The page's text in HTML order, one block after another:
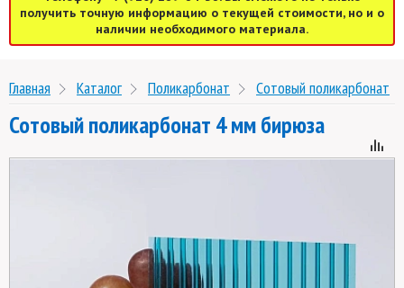
получить точную информацию о текущей стоимости, но и о
наличии необходимого материала.
Главная Каталог Поликарбонат Cотовый поликарбонат
Сотовый поликарбонат 4 мм бирюза